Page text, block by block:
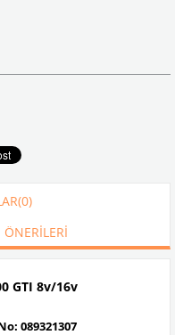
(0)
GTI 8v/16v
089321307